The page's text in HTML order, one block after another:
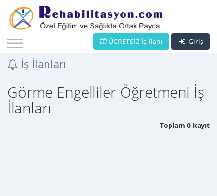
Giriş
ÜCRETSİZ İş İlanı
İş İlanları
Görme Engelliler Öğretmeni İş
İlanları
Toplam 0 kayıt